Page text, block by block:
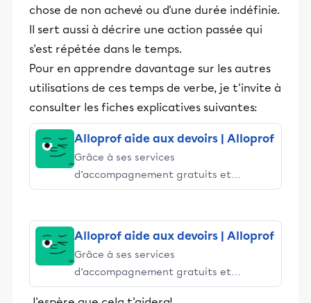
chose de non achevé ou d'une durée indéfinie.
Il sert aussi à décrire une action passée qui
s'est répétée dans le temps.
Pour en apprendre davantage sur les autres
utilisations de ces temps de verbe, je t'invite à
consulter les fiches explicatives suivantes:
Alloprof aide aux devoirs | Alloprof
Grâce à ses services
d’accompagnement gratuits et
stimulants, Alloprof engage les élèves
Alloprof aide aux devoirs | Alloprof
Grâce à ses services
d’accompagnement gratuits et
stimulants, Alloprof engage les élèves